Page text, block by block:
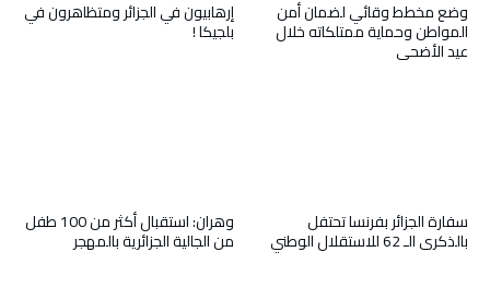
إرهابيون في الجزائر ومتظاهرون في
بلجيكا !
وضع مخطط وقائي لضمان أمن
المواطن وحماية ممتلكاته خلال
عيد الأضحى
وهران: استقبال أكثر من 100 طفل
من الجالية الجزائرية بالمهجر
سفارة الجزائر بفرنسا تحتفل
بالذكرى الـ 62 للاستقلال الوطني